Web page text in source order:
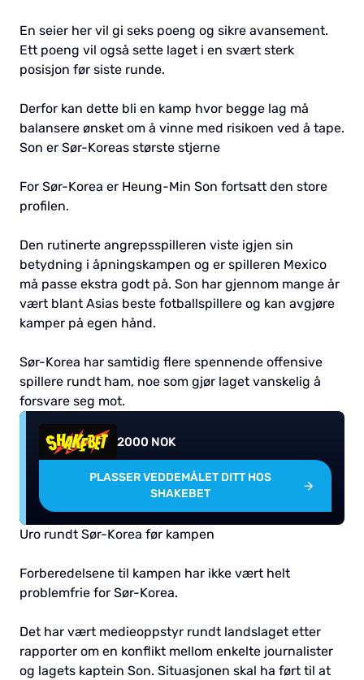
En seier her vil gi seks poeng og sikre avansement.
Ett poeng vil også sette laget i en svært sterk
posisjon før siste runde.
Derfor kan dette bli en kamp hvor begge lag må
balansere ønsket om å vinne med risikoen ved å tape.
Son er Sør-Koreas største stjerne
For Sør-Korea er Heung-Min Son fortsatt den store
profilen.
Den rutinerte angrepsspilleren viste igjen sin
betydning i åpningskampen og er spilleren Mexico
må passe ekstra godt på. Son har gjennom mange år
vært blant Asias beste fotballspillere og kan avgjøre
kamper på egen hånd.
Sør-Korea har samtidig flere spennende offensive
spillere rundt ham, noe som gjør laget vanskelig å
forsvare seg mot.
2000 NOK
PLASSER VEDDEMÅLET DITT HOS
SHAKEBET
Uro rundt Sør-Korea før kampen
Forberedelsene til kampen har ikke vært helt
problemfrie for Sør-Korea.
Det har vært medieoppstyr rundt landslaget etter
rapporter om en konflikt mellom enkelte journalister
og lagets kaptein Son. Situasjonen skal ha ført til at